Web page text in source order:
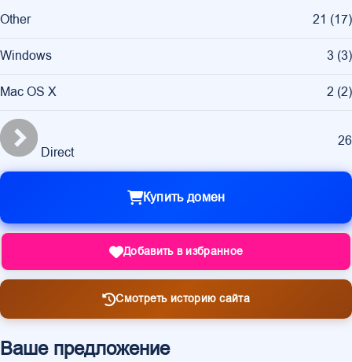
Other 21 (17)
Windows 3 (3)
Mac OS X 2 (2)
Direct
26
Купить домен
Добавить в избранное
Смотреть историю сайта
Ваше предложение